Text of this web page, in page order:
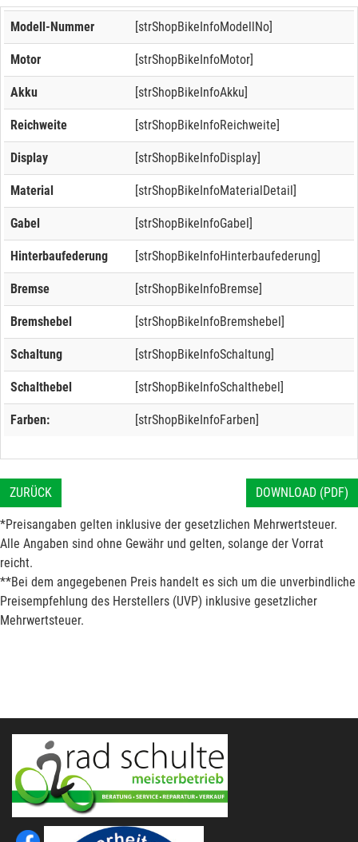
Modell-Nummer [strShopBikeInfoModellNo]
Motor [strShopBikeInfoMotor]
Akku [strShopBikeInfoAkku]
Reichweite [strShopBikeInfoReichweite]
Display [strShopBikeInfoDisplay]
Material [strShopBikeInfoMaterialDetail]
Gabel [strShopBikeInfoGabel]
Hinterbaufederung [strShopBikeInfoHinterbaufederung]
Bremse [strShopBikeInfoBremse]
Bremshebel [strShopBikeInfoBremshebel]
Schaltung [strShopBikeInfoSchaltung]
Schalthebel [strShopBikeInfoSchalthebel]
Farben: [strShopBikeInfoFarben]
ZURÜCK DOWNLOAD (PDF)
*Preisangaben gelten inklusive der gesetzlichen Mehrwertsteuer.
Alle Angaben sind ohne Gewähr und gelten, solange der Vorrat
reicht.
**Bei dem angegebenen Preis handelt es sich um die unverbindliche
Preisempfehlung des Herstellers (UVP) inklusive gesetzlicher
Mehrwertsteuer.